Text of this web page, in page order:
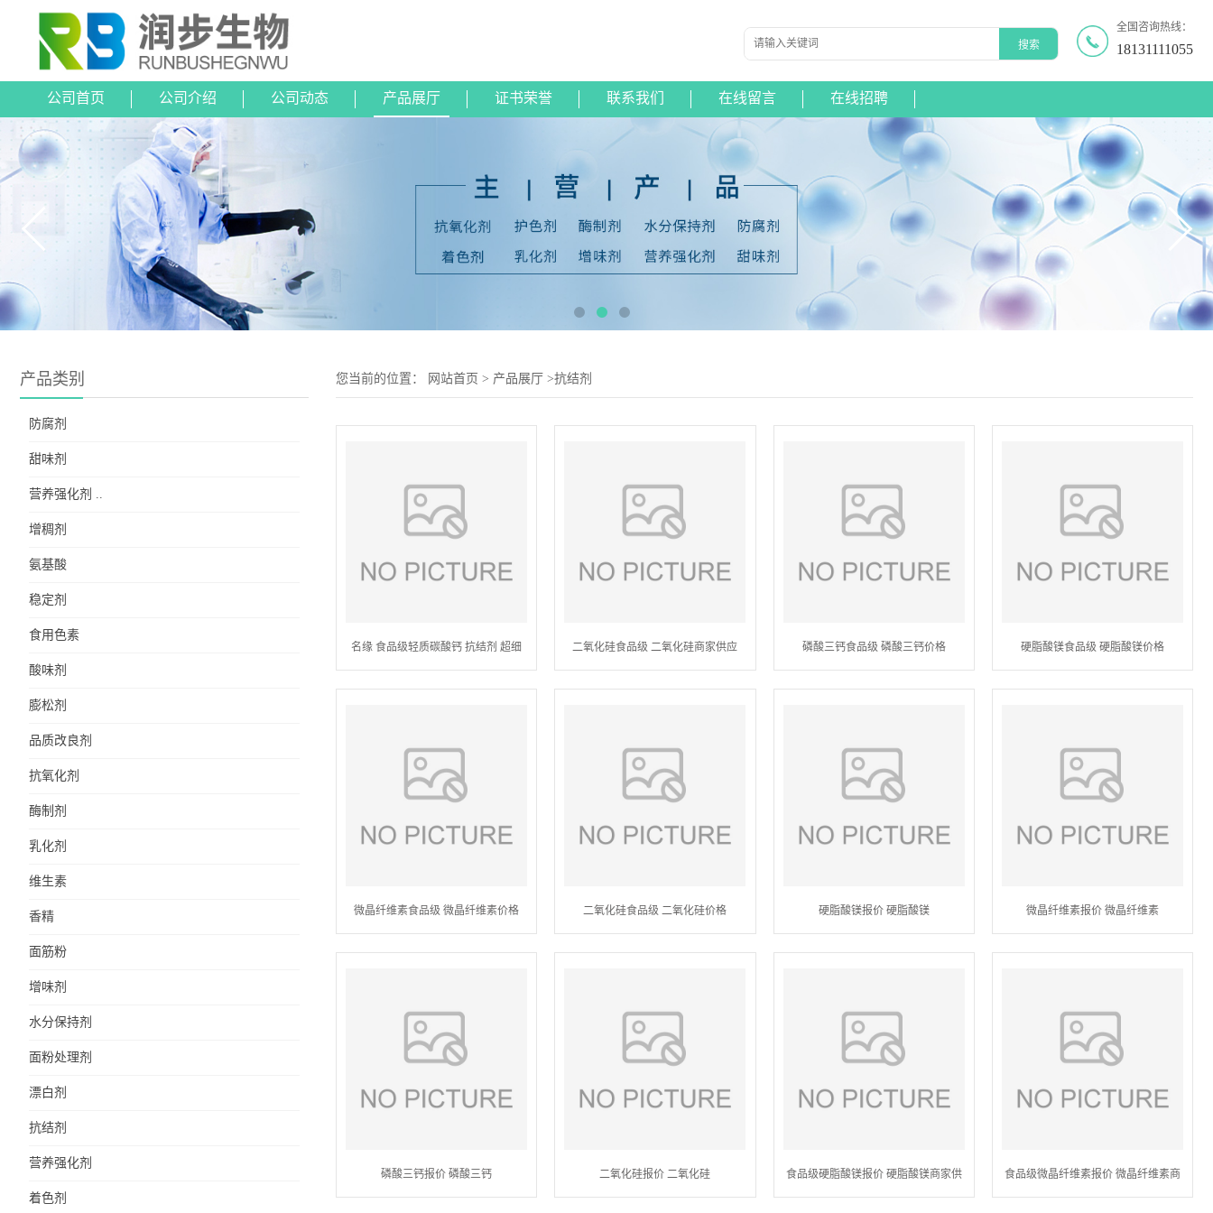
全国咨询热线：
18131111055
公司首页 公司介绍 公司动态 产品展厅 证书荣誉 联系我们 在线留言 在线招聘
产品类别
防腐剂
甜味剂
营养强化剂 ..
增稠剂
氨基酸
稳定剂
食用色素
酸味剂
膨松剂
品质改良剂
抗氧化剂
酶制剂
乳化剂
维生素
香精
面筋粉
增味剂
水分保持剂
面粉处理剂
漂白剂
抗结剂
营养强化剂
着色剂
您当前的位置： 网站首页 > 产品展厅 >抗结剂
名缘 食品级轻质碳酸钙 抗结剂 超细
1250目 无机化合物
二氧化硅食品级 二氧化硅商家供应 磷酸三钙食品级 磷酸三钙价格 硬脂酸镁食品级 硬脂酸镁价格
微晶纤维素食品级 微晶纤维素价格 二氧化硅食品级 二氧化硅价格 硬脂酸镁报价 硬脂酸镁 微晶纤维素报价 微晶纤维素
磷酸三钙报价 磷酸三钙 二氧化硅报价 二氧化硅 食品级硬脂酸镁报价 硬脂酸镁商家供
应
食品级微晶纤维素报价 微晶纤维素商
家供应